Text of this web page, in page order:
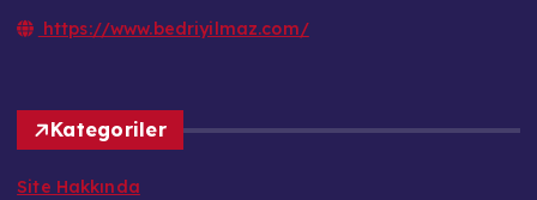
https://www.bedriyilmaz.com/
Kategoriler
Site Hakkında